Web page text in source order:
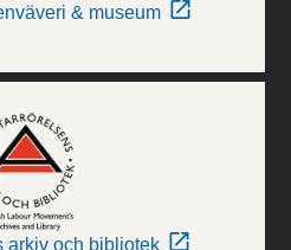
& museum
arkiv och bibliotek